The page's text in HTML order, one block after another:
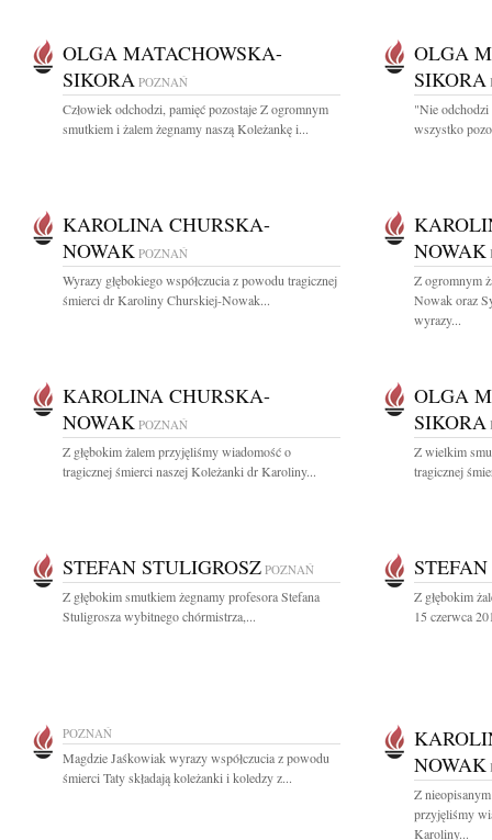
OLGA MATACHOWSKA-
SIKORA POZNAŃ
Człowiek odchodzi, pamięć pozostaje Z ogromnym
smutkiem i żalem żegnamy naszą Koleżankę i...
OLGA
SIKORA
"Nie odchodzi
wszystko
KAROLINA CHURSKA-
NOWAK POZNAŃ
Wyrazy głębokiego współczucia z powodu tragicznej
śmierci dr Karoliny Churskiej-Nowak...
NOWAK
Z ogromnym
Nowak oraz
wyrazy...
KAROLINA CHURSKA-
NOWAK POZNAŃ
Z głębokim żalem przyjęliśmy wiadomość o
tragicznej śmierci naszej Koleżanki dr Karoliny...
OLGA
SIKORA
Z wielkim
tragicznej
STEFAN STULIGROSZ POZNAŃ
Z głębokim smutkiem żegnamy profesora Stefana
Stuligrosza wybitnego chórmistrza,...
Z głębokim
15 czerwca
POZNAŃ
Magdzie Jaśkowiak wyrazy współczucia z powodu
śmierci Taty składają koleżanki i koledzy z...
NOWAK
Z
przyjęliśmy
Karoliny...